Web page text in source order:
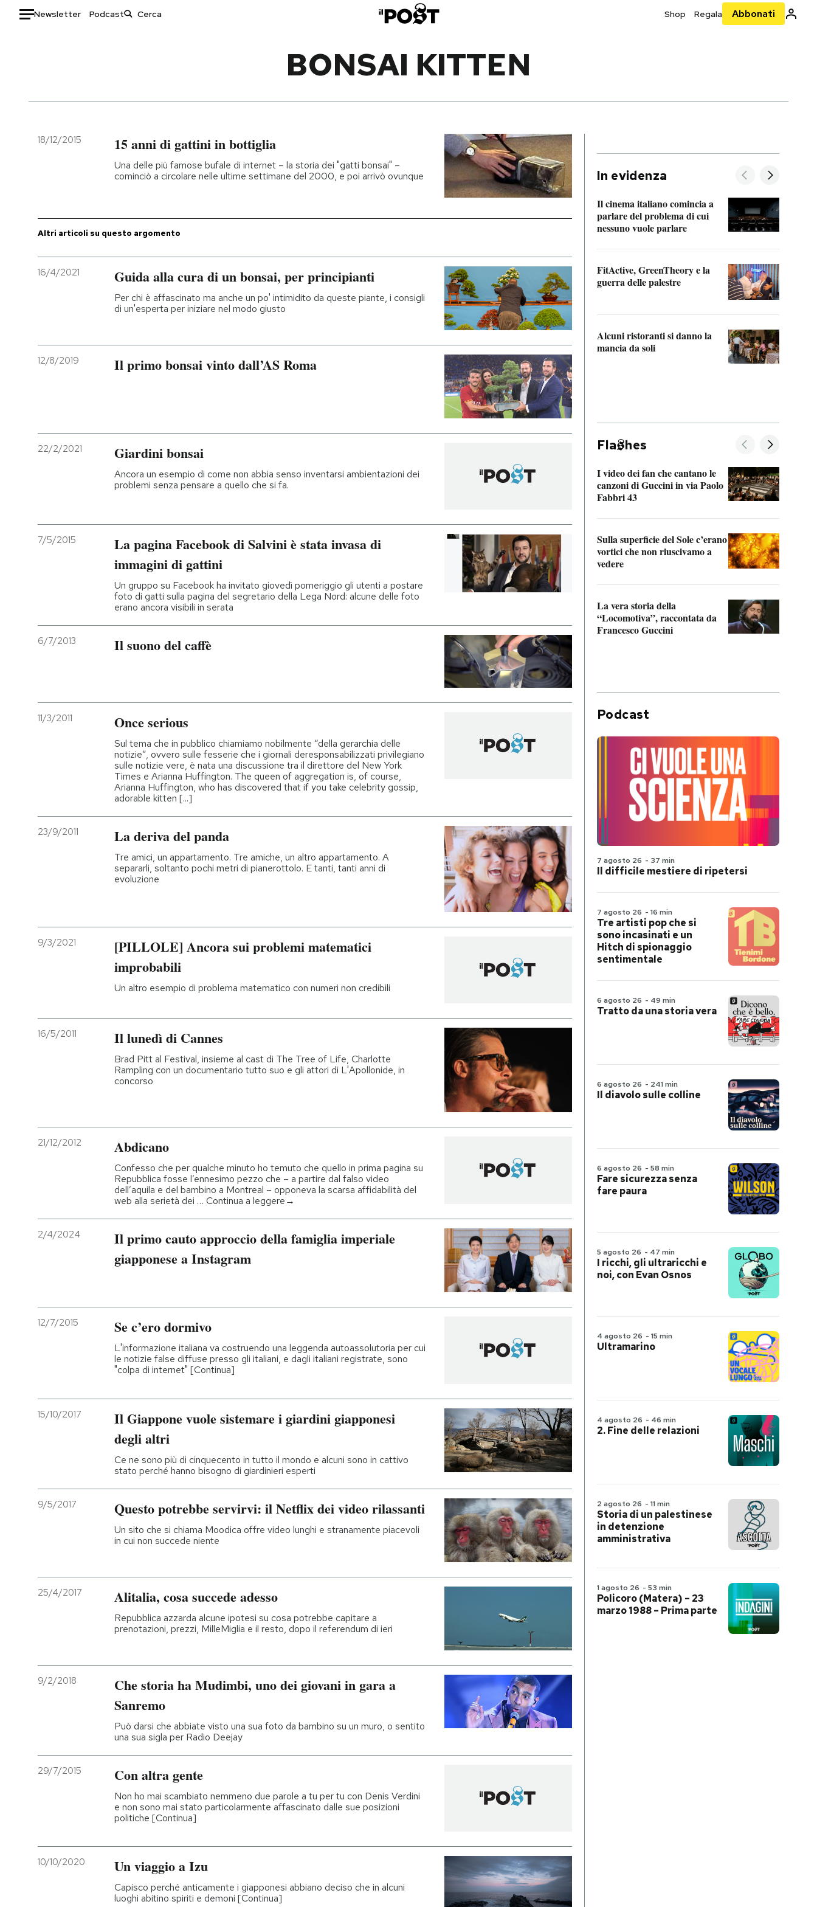
Newsletter Podcast Shop Regala Abbonati
Italia
Politica
Moda
Storie/Idee
Ok Boomer!
CALENDARIO
Entra
BONSAI KITTEN
18/12/2015 15 anni di gattini in bottiglia
Una delle più famose bufale di internet – la storia dei "gatti bonsai" –
cominciò a circolare nelle ultime settimane del 2000, e poi arrivò ovunque
Altri articoli su questo argomento
16/4/2021 Guida alla cura di un bonsai, per principianti
Per chi è affascinato ma anche un po' intimidito da queste piante, i consigli
di un'esperta per iniziare nel modo giusto
12/8/2019 Il primo bonsai vinto dall’AS Roma
22/2/2021 Giardini bonsai
Ancora un esempio di come non abbia senso inventarsi ambientazioni dei
problemi senza pensare a quello che si fa.
7/5/2015
La pagina Facebook di Salvini è stata invasa di
immagini di gattini
Un gruppo su Facebook ha invitato giovedì pomeriggio gli utenti a postare
foto di gatti sulla pagina del segretario della Lega Nord: alcune delle foto
erano ancora visibili in serata
6/7/2013 Il suono del caffè
11/3/2011 Once serious
Sul tema che in pubblico chiamiamo nobilmente “della gerarchia delle
notizie”, ovvero sulle fesserie che i giornali deresponsabilizzati privilegiano
sulle notizie vere, è nata una discussione tra il direttore del New York
Times e Arianna Huffington. The queen of aggregation is, of course,
Arianna Huffington, who has discovered that if you take celebrity gossip,
adorable kitten [...]
23/9/2011 La deriva del panda
Tre amici, un appartamento. Tre amiche, un altro appartamento. A
separarli, soltanto pochi metri di pianerottolo. E tanti, tanti anni di
evoluzione
9/3/2021
[PILLOLE] Ancora sui problemi matematici
improbabili
Un altro esempio di problema matematico con numeri non credibili
16/5/2011 Il lunedì di Cannes
Brad Pitt al Festival, insieme al cast di The Tree of Life, Charlotte
Rampling con un documentario tutto suo e gli attori di L'Apollonide, in
concorso
21/12/2012 Abdicano
Confesso che per qualche minuto ho temuto che quello in prima pagina su
Repubblica fosse l’ennesimo pezzo che – a partire dal falso video
dell’aquila e del bambino a Montreal – opponeva la scarsa affidabilità del
web alla serietà dei … Continua a leggere→
2/4/2024
Il primo cauto approccio della famiglia imperiale
giapponese a Instagram
12/7/2015 Se c’ero dormivo
L'informazione italiana va costruendo una leggenda autoassolutoria per cui
le notizie false diffuse presso gli italiani, e dagli italiani registrate, sono
"colpa di internet" [Continua]
15/10/2017
Il Giappone vuole sistemare i giardini giapponesi
degli altri
Ce ne sono più di cinquecento in tutto il mondo e alcuni sono in cattivo
stato perché hanno bisogno di giardinieri esperti
9/5/2017 Questo potrebbe servirvi: il Netflix dei video rilassanti
Un sito che si chiama Moodica offre video lunghi e stranamente piacevoli
in cui non succede niente
25/4/2017 Alitalia, cosa succede adesso
Repubblica azzarda alcune ipotesi su cosa potrebbe capitare a
prenotazioni, prezzi, MilleMiglia e il resto, dopo il referendum di ieri
9/2/2018
Che storia ha Mudimbi, uno dei giovani in gara a
Sanremo
Può darsi che abbiate visto una sua foto da bambino su un muro, o sentito
una sua sigla per Radio Deejay
29/7/2015 Con altra gente
Non ho mai scambiato nemmeno due parole a tu per tu con Denis Verdini
e non sono mai stato particolarmente affascinato dalle sue posizioni
politiche [Continua]
10/10/2020 Un viaggio a Izu
Capisco perché anticamente i giapponesi abbiano deciso che in alcuni
luoghi abitino spiriti e demoni [Continua]
In evidenza
Il cinema italiano comincia a
parlare del problema di cui
nessuno vuole parlare
FitActive, GreenTheory e la
guerra delle palestre
Alcuni ristoranti si danno la
mancia da soli
Fla hes
I video dei fan che cantano le
canzoni di Guccini in via Paolo
Fabbri 43
Sulla superficie del Sole c’erano
vortici che non riuscivamo a
vedere
La vera storia della
“Locomotiva”, raccontata da
Francesco Guccini
Podcast
7 agosto 26 - 37 min
Il difficile mestiere di ripetersi
7 agosto 26 - 16 min
Tre artisti pop che si
sono incasinati e un
Hitch di spionaggio
sentimentale
6 agosto 26 - 49 min
Tratto da una storia vera
6 agosto 26 - 241 min
Il diavolo sulle colline
6 agosto 26 - 58 min
Fare sicurezza senza
fare paura
5 agosto 26 - 47 min
I ricchi, gli ultraricchi e
noi, con Evan Osnos
4 agosto 26 - 15 min
Ultramarino
4 agosto 26 - 46 min
2. Fine delle relazioni
2 agosto 26 - 11 min
Storia di un palestinese
in detenzione
amministrativa
1 agosto 26 - 53 min
Policoro (Matera) – 23
marzo 1988 – Prima parte